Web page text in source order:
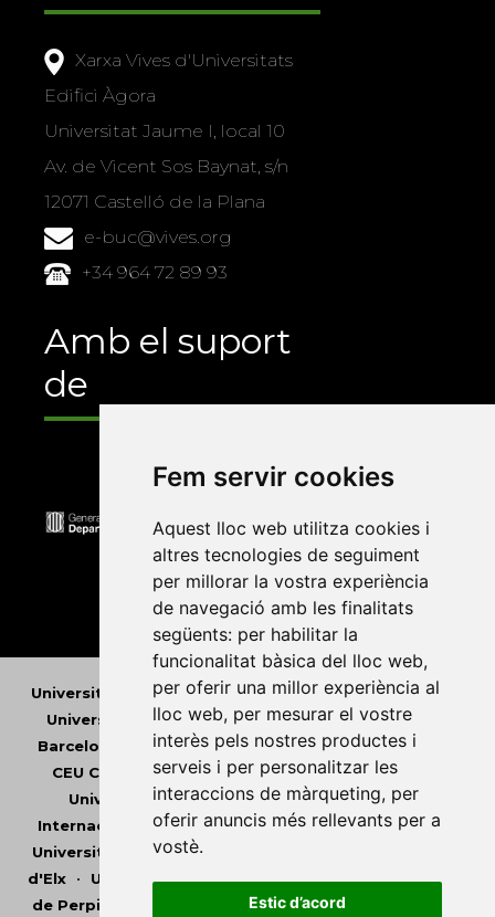
Fem servir cookies
Aquest lloc web utilitza cookies i
altres tecnologies de seguiment
per millorar la vostra experiència
de navegació amb les finalitats
següents: per habilitar la
funcionalitat bàsica del lloc web,
per oferir una millor experiència al
lloc web, per mesurar el vostre
interès pels nostres productes i
serveis i per personalitzar les
interaccions de màrqueting, per
oferir anuncis més rellevants per a
vostè.
Estic d’acord
Xarxa Vives d'Universitats
Edifici Àgora
Universitat Jaume I, local 10
Av. de Vicent Sos Baynat, s/n
12071 Castelló de la Plana
e-buc@vives.org
+34 964 72 89 93
Amb el suport
de
Universitat Abat Oliba CEU• Universitat d'Alacant
Universitat d'Andorra•Universitat Autònoma de
Barcelona
Universitat de Barcelona•Universitat
CEU Cardenal Herrera •Universitat de Girona
Universitat de les Illes Balears•Universitat
Internacional de Catalunya•Universitat Jaume I•
Universitat de Lleida•
d'Elx• Universitat Oberta de Catalunya•Universitat
de Perpinyà Via Domitia
•Universitat Politècnica de